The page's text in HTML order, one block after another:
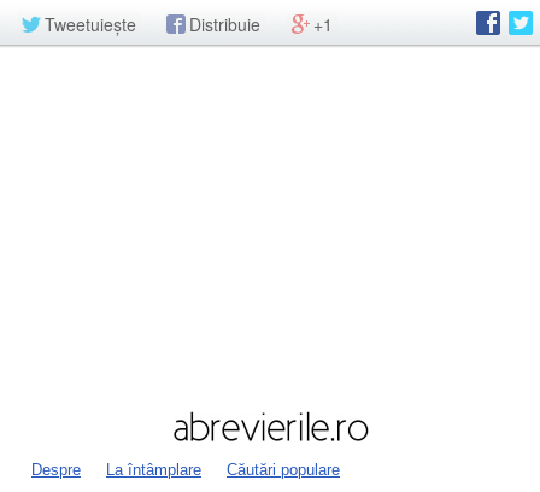
Tweetuiește Distribuie +1
Despre La întâmplare Căutări populare